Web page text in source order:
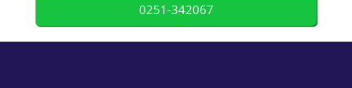
0251-342067